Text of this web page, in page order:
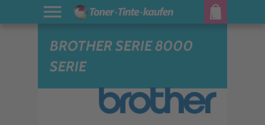
BROTHER SERIE 8000
SERIE